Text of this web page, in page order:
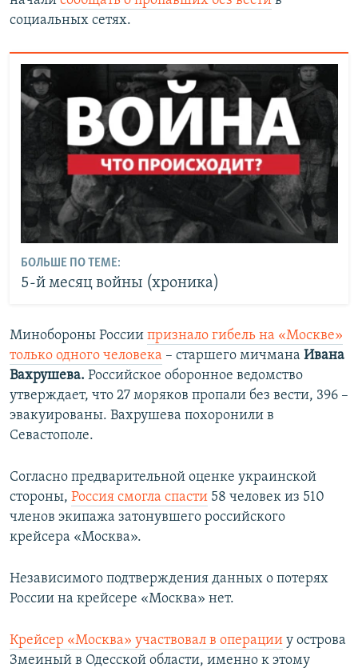
социальных сетях.
БОЛЬШЕ ПО ТЕМЕ:
5-й месяц войны (хроника)
Минобороны России признало гибель на «Москве»
только одного человека – старшего мичмана Ивана
Вахрушева. Российское оборонное ведомство
утверждает, что 27 моряков пропали без вести, 396 –
эвакуированы. Вахрушева похоронили в
Севастополе.
Согласно предварительной оценке украинской
стороны, Россия смогла спасти 58 человек из 510
членов экипажа затонувшего российского
крейсера «Москва».
Независимого подтверждения данных о потерях
России на крейсере «Москва» нет.
Крейсер «Москва» участвовал в операции у острова
Змеиный в Одесской области, именно к этому